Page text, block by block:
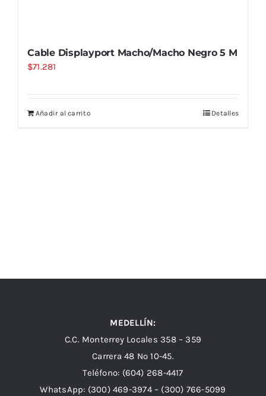
Cable Displayport Macho/Macho Negro 5 M
$71.281
Añadir al carrito Detalles
MEDELLÍN:
C.C. Monterrey Locales 358 – 359
Carrera 48 Nº 10-45.
Teléfono: (604) 268-4417
WhatsApp: (300) 469-3974 – (300) 766-5099